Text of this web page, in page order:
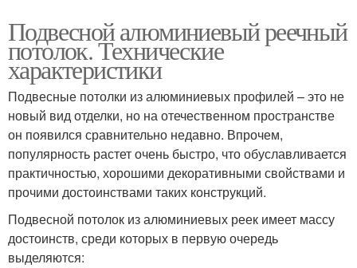
Подвесной алюминиевый реечный
потолок. Технические
характеристики
Подвесные потолки из алюминиевых профилей – это не
новый вид отделки, но на отечественном пространстве
он появился сравнительно недавно. Впрочем,
популярность растет очень быстро, что обуславливается
практичностью, хорошими декоративными свойствами и
прочими достоинствами таких конструкций.
Подвесной потолок из алюминиевых реек имеет массу
достоинств, среди которых в первую очередь
выделяются: